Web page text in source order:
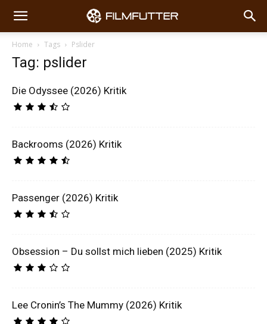
Home Tags Pslider
Tag: pslider
Die Odyssee (2026) Kritik
Backrooms (2026) Kritik
Passenger (2026) Kritik
Obsession – Du sollst mich lieben (2025) Kritik
Lee Cronin’s The Mummy (2026) Kritik